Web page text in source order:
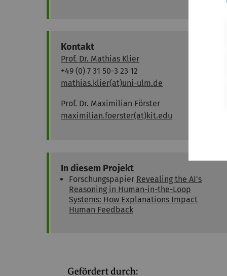
Kontakt
Prof. Dr. Mathias Klier
+49 (0) 7 31 50-3 23 12
mathias.klier(at)uni-ulm.de
Prof. Dr. Maximilian Förster
maximilian.foerster(at)kit.edu
In diesem Projekt
Forschungspapier Revealing the AI's
Reasoning in Human-in-the-Loop
Systems: How Explanations Impact
Human Feedback